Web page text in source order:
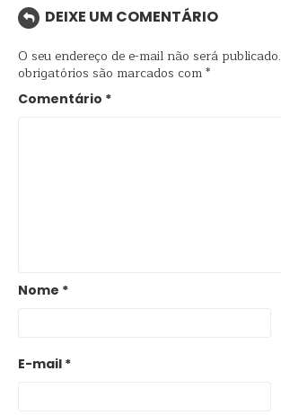
DEIXE UM COMENTÁRIO
O seu endereço de e-mail não será publicado.
obrigatórios são marcados com*
Comentário *
Nome *
E-mail *